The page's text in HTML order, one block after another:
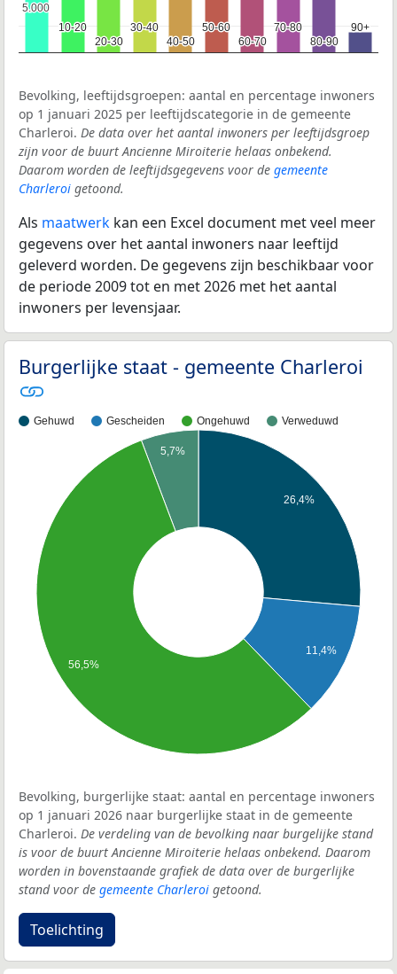
10-20
10-20
20-30
20-30
30-40
30-40
40-50
40-50
50-60
50-60
60-70
60-70
70-80
70-80
80-90
80-90
90+
90+
5.000
5.000
Bevolking, leeftijdsgroepen: aantal en percentage inwoners
op 1 januari 2025 per leeftijdscategorie in de gemeente
Charleroi. De data over het aantal inwoners per leeftijdsgroep
zijn voor de buurt Ancienne Miroiterie helaas onbekend.
Daarom worden de leeftijdsgegevens voor de gemeente
Charleroi getoond.
Als maatwerk kan een Excel document met veel meer
gegevens over het aantal inwoners naar leeftijd
geleverd worden. De gegevens zijn beschikbaar voor
de periode 2009 tot en met 2026 met het aantal
inwoners per levensjaar.
Burgerlijke staat - gemeente Charleroi
Gehuwd Gescheiden Ongehuwd Verweduwd
26,4%
11,4%
5,7%
56,5%
Bevolking, burgerlijke staat: aantal en percentage inwoners
op 1 januari 2026 naar burgerlijke staat in de gemeente
Charleroi. De verdeling van de bevolking naar burgelijke stand
is voor de buurt Ancienne Miroiterie helaas onbekend. Daarom
worden in bovenstaande grafiek de data over de burgerlijke
stand voor de gemeente Charleroi getoond.
Toelichting